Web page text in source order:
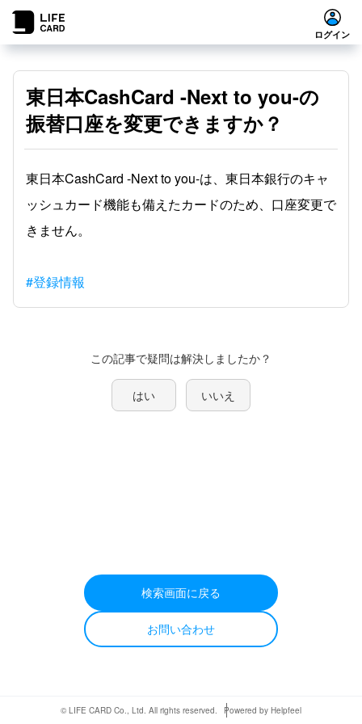
ログイン
東日本CashCard -Next to you-の
振替口座を変更できますか？
東日本CashCard -Next to you-は、東日本銀行のキャ
ッシュカード機能も備えたカードのため、口座変更で
きません。
#登録情報
この記事で疑問は解決しましたか？
はい いいえ
検索画面に戻る
お問い合わせ
© LIFE CARD Co., Ltd. All rights reserved. Powered by Helpfeel